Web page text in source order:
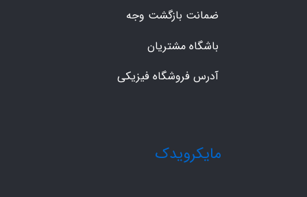
​مایکرویدک
ضمانت بازگشت وجه
باشگاه مشتریان
آدرس فروشگاه فیزیکی